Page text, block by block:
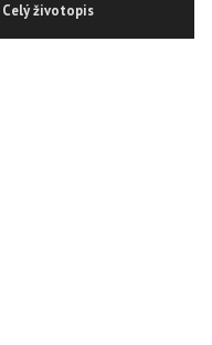
Celý životopis